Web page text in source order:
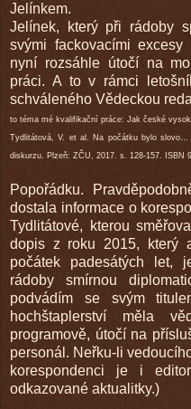
Jelínkem.
Jelínek, který při rádoby
svými fackovacími
nyní rozsáhle útočí na
práci. A to v rámci
schváleného Vědeckou
to téma mé kvalifikační práce: Jak české
Tydlitátová, V. et al. Na počátku bylo slovo…
diskurzu. Plzeň: ZČU, 2017. s. 128-157. ISBN
Popořádku.
dostala informace o
Tydlitátové, kterou
dopis z roku 2015, který
počátek padesátých let,
rádoby smírnou
podvádím se svým
hochštaplerství měla
programově, útočí na
personál. Neřku-li
korespondenci je i
odkazované aktualitky.)